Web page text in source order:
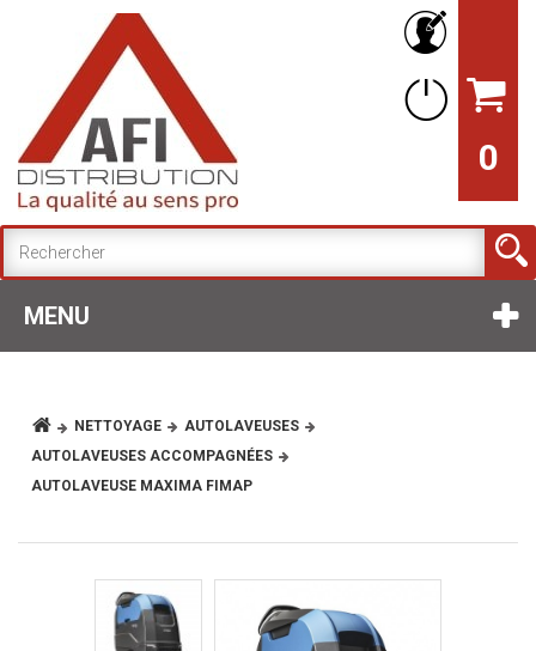
0
MENU
NETTOYAGE
AUTOLAVEUSES
AUTOLAVEUSES ACCOMPAGNÉES
AUTOLAVEUSE MAXIMA FIMAP